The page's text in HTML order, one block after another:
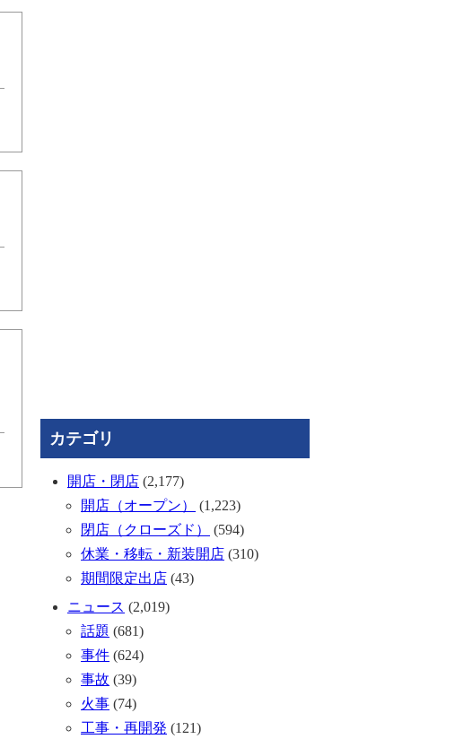
カテゴリ
開店・閉店 (2,177)
開店（オープン）
(1,223)
閉店（クローズド）
(594)
休業・移転・新装開店 (310)
期間限定出店 (43)
ニュース (2,019)
話題 (681)
事件 (624)
事故 (39)
火事 (74)
工事・再開発 (121)